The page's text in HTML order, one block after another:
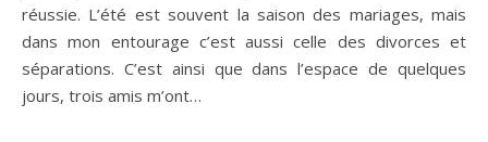
réussie. L’été est souvent la saison des mariages, mais
dans mon entourage c’est aussi celle des divorces et
séparations. C’est ainsi que dans l’espace de quelques
jours, trois amis m’ont…